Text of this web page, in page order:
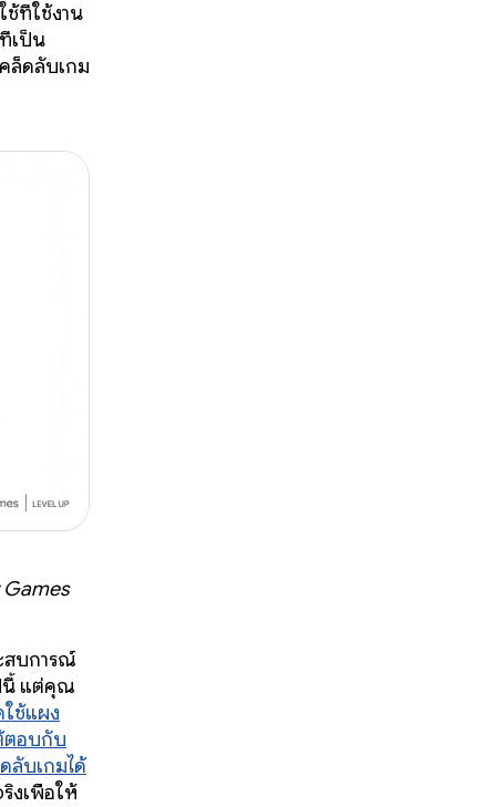
ที่ใช้งาน
เป็น
ล็ดลับเกม
Games
สบการณ์
นี้ แต่คุณ
ช้แผง
ตอบกับ
ลับเกมได้
งเพื่อให้